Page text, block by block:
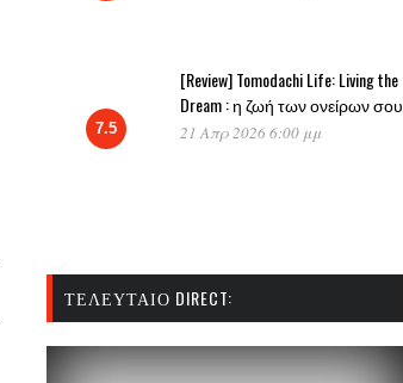
7.5
[Review] Tomodachi Life: Living the
Dream : η ζωή των ονείρων σου
21 Απρ 2026 6:00 μμ
ΤΕΛΕΥΤΑΊΟ DIRECT: